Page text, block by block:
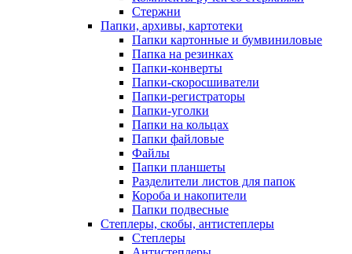
Стержни
Папки, архивы, картотеки
Папки картонные и бумвиниловые
Папка на резинках
Папки-конверты
Папки-скоросшиватели
Папки-регистраторы
Папки-уголки
Папки на кольцах
Папки файловые
Файлы
Папки планшеты
Разделители листов для папок
Короба и накопители
Папки подвесные
Степлеры, скобы, антистеплеры
Степлеры